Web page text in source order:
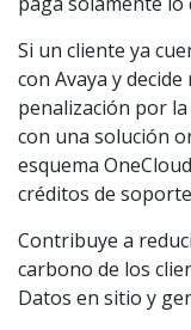
Si un cliente ya
con Avaya y
penalización por
con una solución
esquema
créditos de
Contribuye a
carbono de los
Datos en sitio y